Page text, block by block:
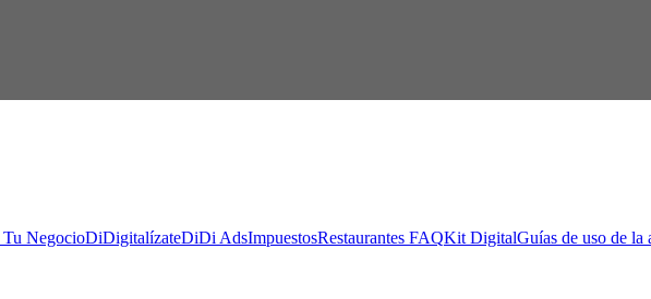
NegocioDiDigitalízateDiDi AdsImpuestosRestaurantes FAQKit DigitalGuías de uso de la